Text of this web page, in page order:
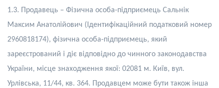
1.3. Продавець – Фізична особа-підприємець Сальнік
Максим Анатолійович (Ідентифікаційний податковий номер
2960818174), фізична особа-підприємець, який
зареєстрований і діє відповідно до чинного законодавства
України, місце знаходження якої: 02081 м. Київ, вул.
Урлівська, 11/44, кв. 364. Продавцем може бути також інша